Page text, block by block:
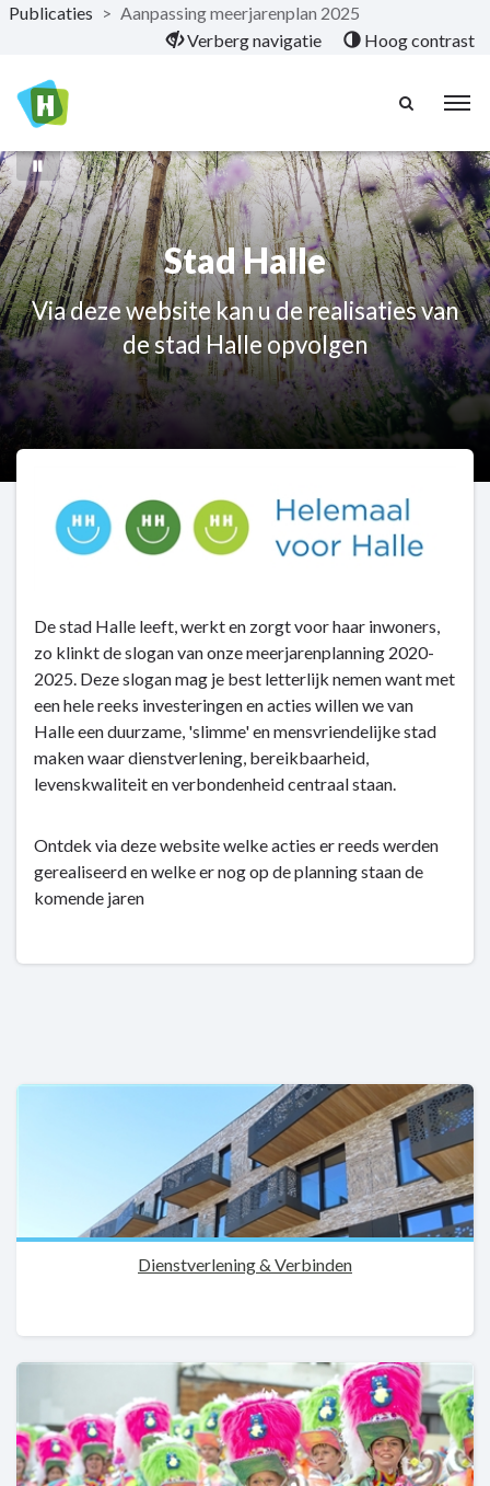
Naar hoofdinhoud
Publicaties > Aanpassing meerjarenplan 2025
Verberg navigatie
Hoog contrast
Stad Halle
Via deze website kan u de realisaties van
de stad Halle opvolgen
De stad Halle leeft, werkt en zorgt voor haar inwoners,
zo klinkt de slogan van onze meerjarenplanning 2020-
2025. Deze slogan mag je best letterlijk nemen want met
een hele reeks investeringen en acties willen we van
Halle een duurzame, 'slimme' en mensvriendelijke stad
maken waar dienstverlening, bereikbaarheid,
levenskwaliteit en verbondenheid centraal staan.
Ontdek via deze website welke acties er reeds werden
gerealiseerd en welke er nog op de planning staan de
komende jaren
Dienstverlening & Verbinden